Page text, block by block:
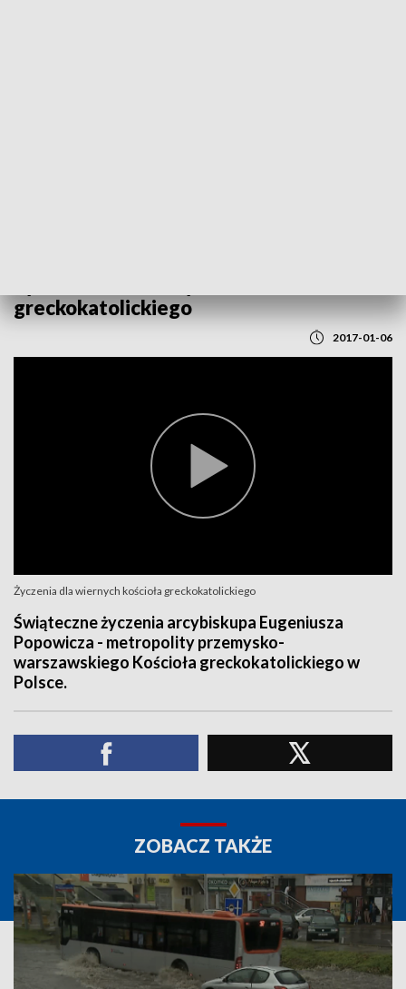
greckokatolickiego
2017-01-06
Życzenia dla wiernych kościoła greckokatolickiego
Świąteczne życzenia arcybiskupa Eugeniusza
Popowicza - metropolity przemysko-
warszawskiego Kościoła greckokatolickiego w
Polsce.
ZOBACZ TAKŻE